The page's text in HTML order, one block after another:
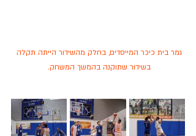
גמר בית כיכר המייסדים, בחלק מהשידור הייתה תקלה
בשידור שתוקנה בהמשך המשחק.